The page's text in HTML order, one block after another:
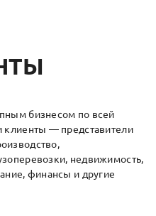
бизнесом по всей
клиенты — представители
недвижимость,
финансы и другие